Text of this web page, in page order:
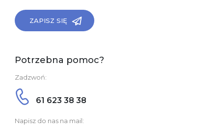
ZAPISZ SIĘ
Potrzebna pomoc?
Zadzwoń:
61 623 38 38
Napisz do nas na mail: